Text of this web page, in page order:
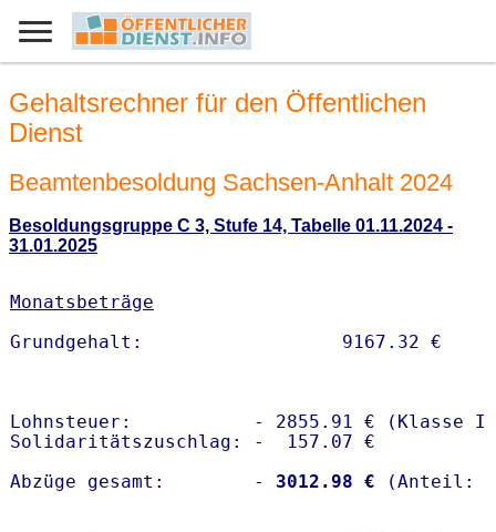
Gehaltsrechner für den Öffentlichen
Dienst
Beamtenbesoldung Sachsen-Anhalt 2024
Besoldungsgruppe C 3, Stufe 14, Tabelle 01.11.2024 -
31.01.2025
Monatsbeträge
Lohnsteuer:           - 2855.91 € (Klasse I)
Solidaritätszuschlag: -  157.07 €
Abzüge gesamt:        -
3012.98 €